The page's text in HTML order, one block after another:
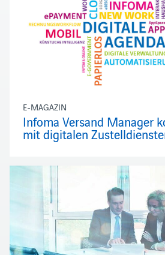
E-MAGAZIN
Infoma Versand Manager
mit digitalen